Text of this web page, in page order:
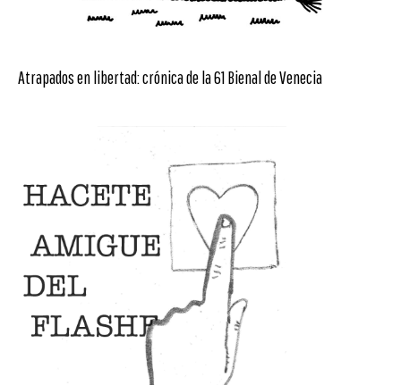
Atrapados en libertad: crónica de la 61 Bienal de Venecia